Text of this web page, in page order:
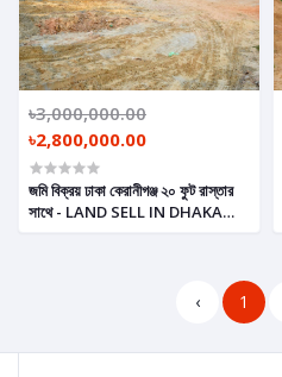
৳3,000,000.00
৳2,800,000.00
জমি বিক্রয় ঢাকা কেরানীগঞ্জ ২০ ফুট রাস্তার
সাথে - LAND SELL IN DHAKA
‹ 1